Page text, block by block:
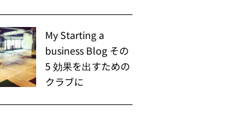
My Starting a
business Blog その
5 効果を出すための
クラブに